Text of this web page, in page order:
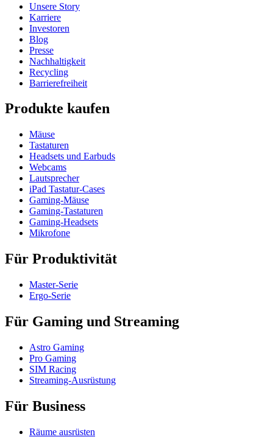
Unsere Story
Karriere
Investoren
Blog
Presse
Nachhaltigkeit
Recycling
Barrierefreiheit
Produkte kaufen
Mäuse
Tastaturen
Headsets und Earbuds
Webcams
Lautsprecher
iPad Tastatur-Cases
Gaming-Mäuse
Gaming-Tastaturen
Gaming-Headsets
Mikrofone
Für Produktivität
Master-Serie
Ergo-Serie
Für Gaming und Streaming
Astro Gaming
Pro Gaming
SIM Racing
Streaming-Ausrüstung
Für Business
Räume ausrüsten